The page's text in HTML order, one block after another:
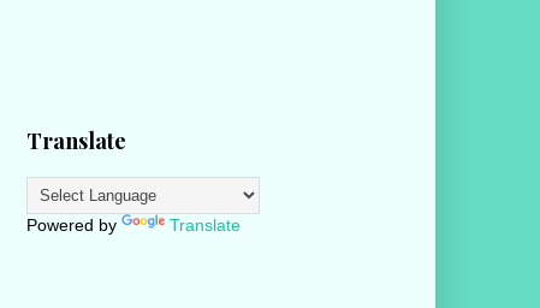
Translate
Powered by Translate